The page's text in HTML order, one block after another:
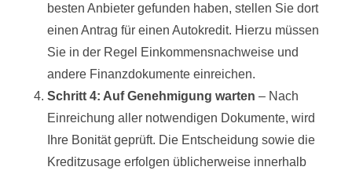
besten Anbieter gefunden haben, stellen Sie dort
einen Antrag für einen Autokredit. Hierzu müssen
Sie in der Regel Einkommensnachweise und
andere Finanzdokumente einreichen.
Schritt 4: Auf Genehmigung warten – Nach
Einreichung aller notwendigen Dokumente, wird
Ihre Bonität geprüft. Die Entscheidung sowie die
Kreditzusage erfolgen üblicherweise innerhalb